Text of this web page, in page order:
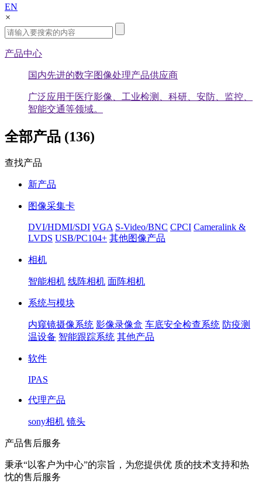
EN
×
产品中心
国内先进的数字图像处理产品供应商
广泛应用于医疗影像、工业检测、科研、安防、监控、
智能交通等领域。
全部产品 (136)
查找产品
新产品
图像采集卡
DVI/HDMI/SDI VGA S-Video/BNC CPCI Cameralink &
LVDS USB/PC104+ 其他图像产品
相机
智能相机 线阵相机 面阵相机
系统与模块
内窥镜摄像系统 影像录像盒 车底安全检查系统 防疫测
温设备 智能跟踪系统 其他产品
软件
IPAS
代理产品
sony相机 镜头
产品售后服务
秉承“以客户为中心”的宗旨，为您提供优 质的技术支持和热
忱的售后服务